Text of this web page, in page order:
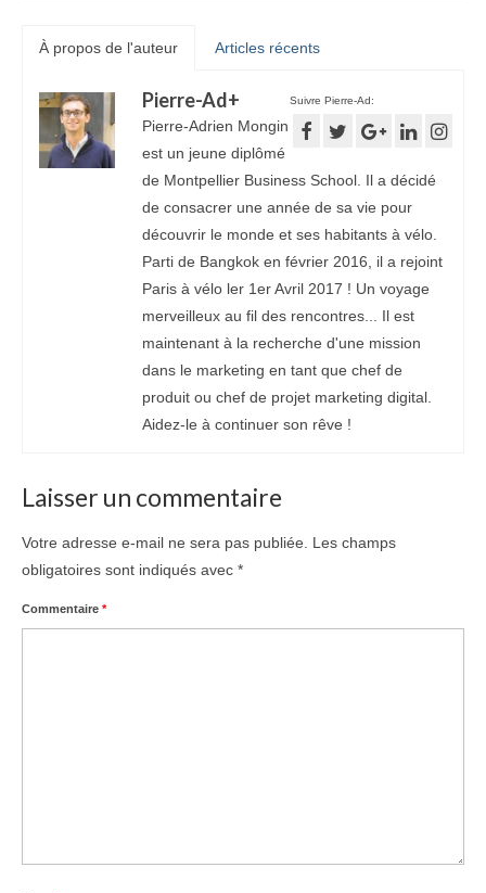
À propos de l'auteur Articles récents
Suivre Pierre-Ad:
Pierre-Ad+
Pierre-Adrien Mongin
est un jeune diplômé
de Montpellier Business School. Il a décidé
de consacrer une année de sa vie pour
découvrir le monde et ses habitants à vélo.
Parti de Bangkok en février 2016, il a rejoint
Paris à vélo ler 1er Avril 2017 ! Un voyage
merveilleux au fil des rencontres... Il est
maintenant à la recherche d'une mission
dans le marketing en tant que chef de
produit ou chef de projet marketing digital.
Aidez-le à continuer son rêve !
Laisser un commentaire
Votre adresse e-mail ne sera pas publiée.
Les champs
obligatoires sont indiqués avec *
Commentaire *